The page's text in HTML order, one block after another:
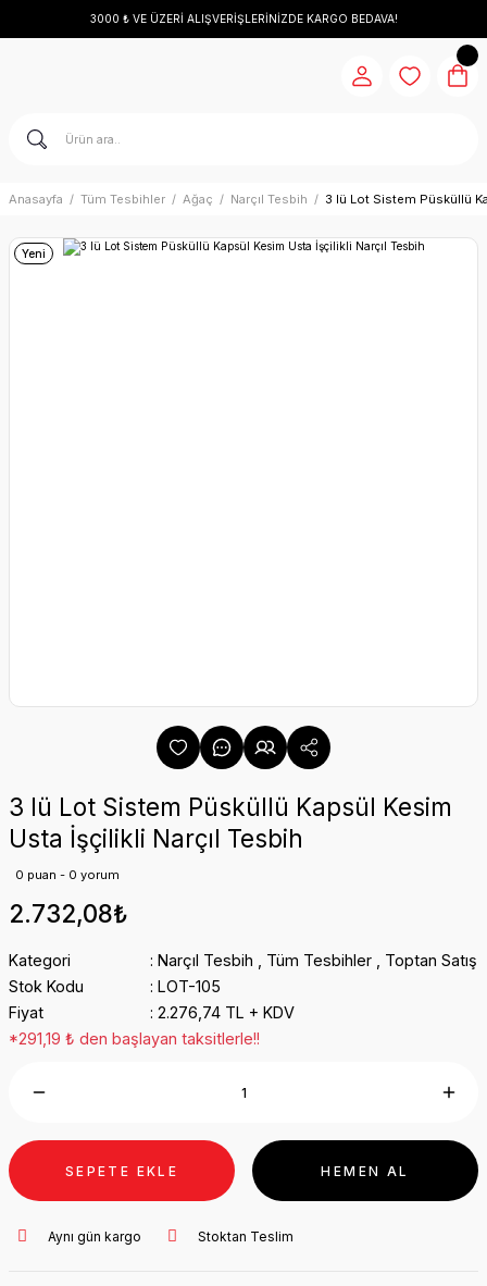
3000 ₺ VE ÜZERİ ALIŞVERİŞLERİNİZDE KARGO BEDAVA!
Anasayfa Tüm Tesbihler Ağaç Narçıl Tesbih 3 lü Lot Sistem Püsküllü
Yeni
3 lü Lot Sistem Püsküllü Kapsül Kesim
Usta İşçilikli Narçıl Tesbih
0 puan - 0 yorum
2.732,08₺
Kategori Narçıl Tesbih Tüm Tesbihler
Toptan Satış
Stok Kodu
LOT-105
Fiyat
2.276,74 TL + KDV
*291,19 ₺ den başlayan taksitlerle!!
SEPETE EKLE HEMEN AL
Aynı gün kargo Stoktan Teslim